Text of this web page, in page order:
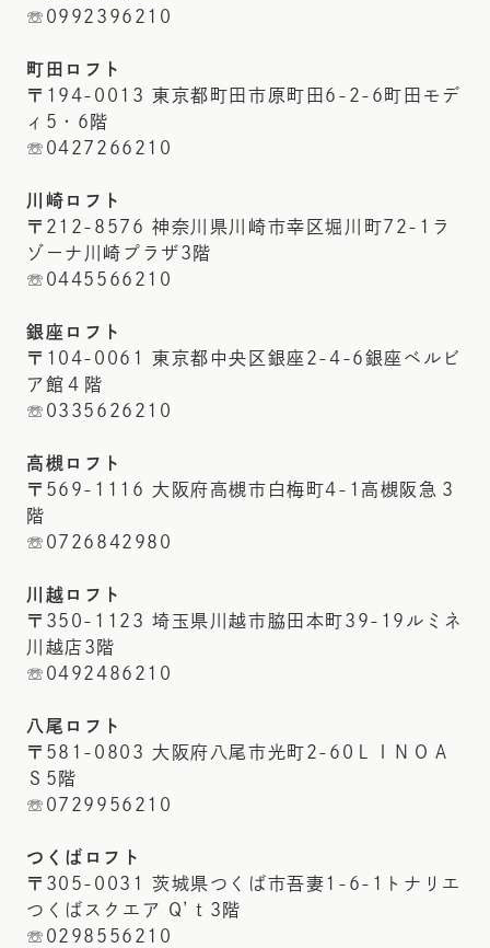
☏0992396210
町田ロフト
〒194-0013 東京都町田市原町田6-2-6町田モデ
ィ5・6階
☏0427266210
川崎ロフト
〒212-8576 神奈川県川崎市幸区堀川町72-1ラ
ゾーナ川崎プラザ3階
☏0445566210
銀座ロフト
〒104-0061 東京都中央区銀座2-4-6銀座ベルビ
ア館４階
☏0335626210
高槻ロフト
〒569-1116 大阪府高槻市白梅町4-1高槻阪急３
階
☏0726842980
川越ロフト
〒350-1123 埼玉県川越市脇田本町39-19ルミネ
川越店3階
☏0492486210
八尾ロフト
〒581-0803 大阪府八尾市光町2-60ＬＩＮＯＡ
Ｓ5階
☏0729956210
つくばロフト
〒305-0031 茨城県つくば市吾妻1-6-1トナリエ
つくばスクエア Q’ｔ3階
☏0298556210